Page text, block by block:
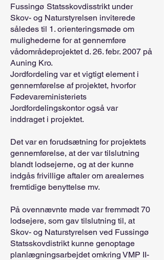
Fussingø Statsskovdisstrikt under
Skov- og Naturstyrelsen inviterede
således til 1. orienteringsmøde om
mulighederne for at gennemføre
vådområdeprojektet d. 26. febr. 2007 på
Auning Kro.
Jordfordeling var et vigtigt element i
gennemførelse af projektet, hvorfor
Fødevareministeriets
Jordfordelingskontor også var
inddraget i projektet.
Det var en forudsætning for projektets
gennemførelse, at der var tilslutning
blandt lodsejerne, og at der kunne
indgås frivillige aftaler om arealernes
fremtidige benyttelse mv.
På ovennævnte møde var fremmødt 70
lodsejere, som gav tilslutning til, at
Skov- og Naturstyrelsen ved Fussingø
Statsskovdistrikt kunne genoptage
planlægningsarbejdet omkring VMP II-